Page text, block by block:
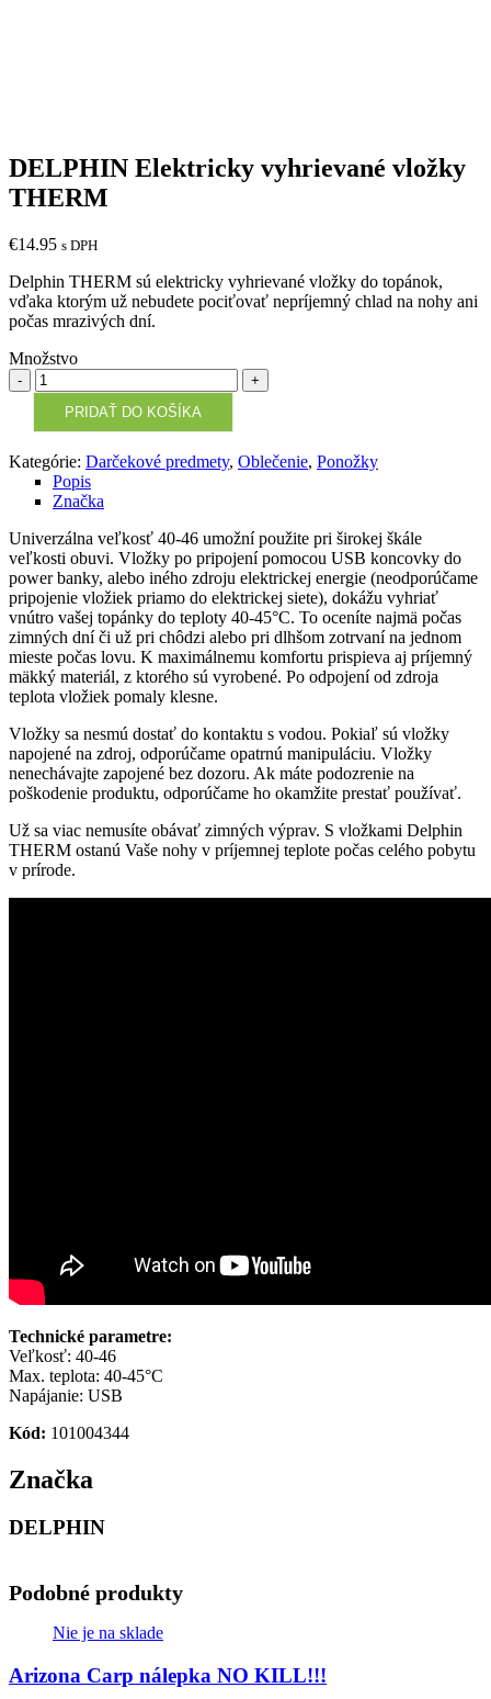
DELPHIN Elektricky vyhrievané vložky
THERM
€14.95 s DPH
Delphin THERM sú elektricky vyhrievané vložky do topánok,
vďaka ktorým už nebudete pociťovať nepríjemný chlad na nohy ani
počas mrazivých dní.
Množstvo
Množstvo
PRIDAŤ DO KOŠÍKA
Kategórie: Darčekové predmety, Oblečenie, Ponožky
Popis
Značka
Univerzálna veľkosť 40-46 umožní použite pri širokej škále
veľkosti obuvi. Vložky po pripojení pomocou USB koncovky do
power banky, alebo iného zdroju elektrickej energie (neodporúčame
pripojenie vložiek priamo do elektrickej siete), dokážu vyhriať
vnútro vašej topánky do teploty 40-45°C. To oceníte najmä počas
zimných dní či už pri chôdzi alebo pri dlhšom zotrvaní na jednom
mieste počas lovu. K maximálnemu komfortu prispieva aj príjemný
mäkký materiál, z ktorého sú vyrobené. Po odpojení od zdroja
teplota vložiek pomaly klesne.
Vložky sa nesmú dostať do kontaktu s vodou. Pokiaľ sú vložky
napojené na zdroj, odporúčame opatrnú manipuláciu. Vložky
nenechávajte zapojené bez dozoru. Ak máte podozrenie na
poškodenie produktu, odporúčame ho okamžite prestať používať.
Už sa viac nemusíte obávať zimných výprav. S vložkami Delphin
THERM ostanú Vaše nohy v príjemnej teplote počas celého pobytu
v prírode.
Technické parametre:
Veľkosť: 40-46
Max. teplota: 40-45°C
Napájanie: USB
Kód: 101004344
Značka
DELPHIN
Podobné produkty
Nie je na sklade
Arizona Carp nálepka NO KILL!!!